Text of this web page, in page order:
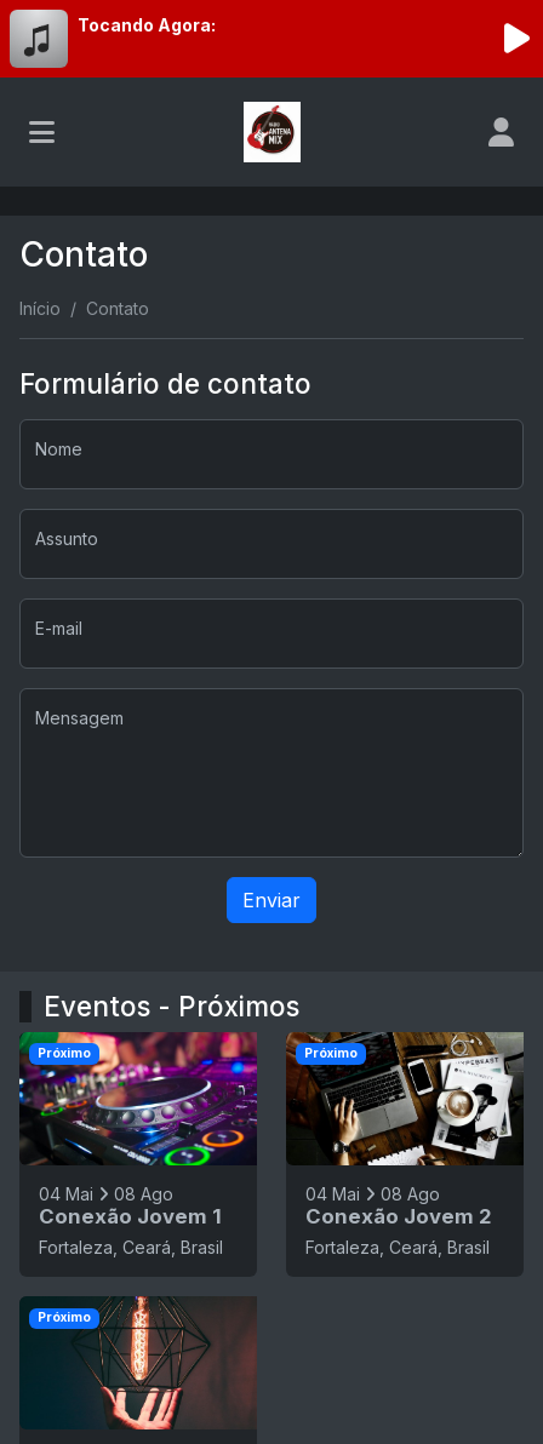
Tocando Agora:
Contato
Início Contato
Formulário de contato
Nome
Assunto
E-mail
Mensagem
Enviar
Eventos - Próximos
04 Mai 08 Ago
Conexão Jovem 1
Fortaleza, Ceará, Brasil
Próximo
04 Mai 08 Ago
Conexão Jovem 2
Fortaleza, Ceará, Brasil
Próximo
Próximo